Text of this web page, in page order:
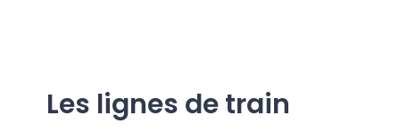
Les lignes de train